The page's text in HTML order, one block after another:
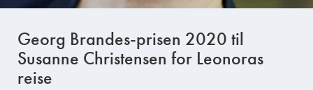
Georg Brandes-prisen 2020 til
Susanne Christensen for Leonoras
reise